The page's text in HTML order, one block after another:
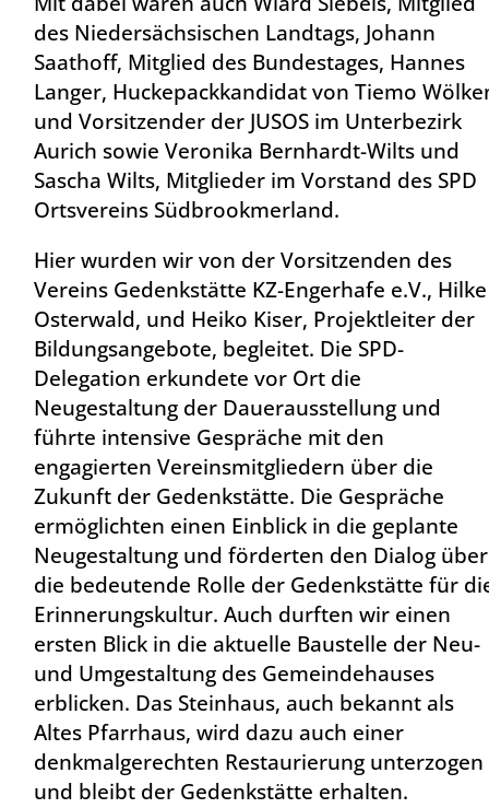
des Niedersächsischen Landtags, Johann
Saathoff, Mitglied des Bundestages, Hannes
Langer, Huckepackkandidat von Tiemo
und Vorsitzender der JUSOS im Unterbezirk
Aurich sowie Veronika Bernhardt-Wilts und
Sascha Wilts, Mitglieder im Vorstand des SPD
Ortsvereins Südbrookmerland.
Hier wurden wir von der Vorsitzenden des
Vereins Gedenkstätte KZ-Engerhafe e.V., Hilke
Osterwald, und Heiko Kiser, Projektleiter der
Bildungsangebote, begleitet. Die SPD-
Delegation erkundete vor Ort die
Neugestaltung der Dauerausstellung und
führte intensive Gespräche mit den
engagierten Vereinsmitgliedern über die
Zukunft der Gedenkstätte. Die Gespräche
ermöglichten einen Einblick in die geplante
Neugestaltung und förderten den Dialog über
die bedeutende Rolle der Gedenkstätte für
Erinnerungskultur. Auch durften wir einen
ersten Blick in die aktuelle Baustelle der Neu-
und Umgestaltung des Gemeindehauses
erblicken. Das Steinhaus, auch bekannt als
Altes Pfarrhaus, wird dazu auch einer
denkmalgerechten Restaurierung unterzogen
und bleibt der Gedenkstätte erhalten.